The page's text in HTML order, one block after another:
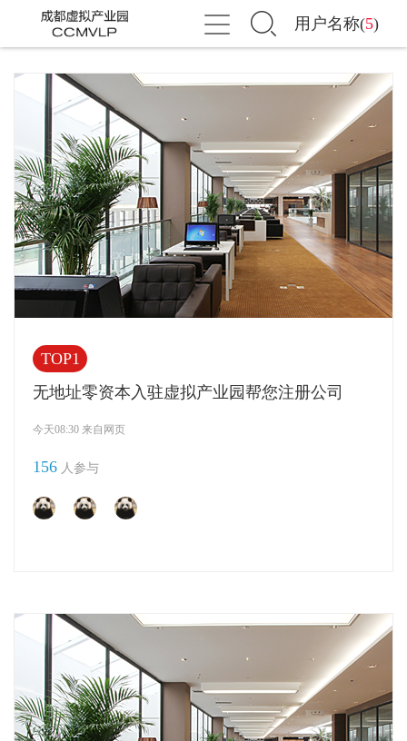
用户名称(5)
Toggle
TOP1
无地址零资本入驻虚拟产业园帮您注册公司
今天08:30 来自网页
156 人参与